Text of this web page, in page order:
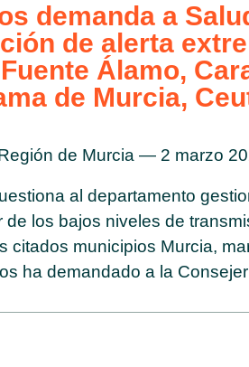
demanda a
de alerta
Álamo,
de Murcia,
de Murcia — 2 marzo
al departamento
de los bajos niveles de
citados municipios Murcia,
ha demandado a la